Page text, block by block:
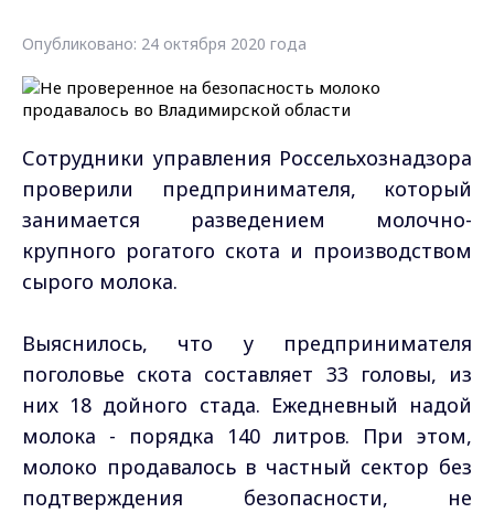
Опубликовано: 24 октября 2020 года
Сотрудники управления Россельхознадзора
проверили предпринимателя, который
занимается разведением молочно-
крупного рогатого скота и производством
сырого молока.
Выяснилось, что у предпринимателя
поголовье скота составляет 33 головы, из
них 18 дойного стада. Ежедневный надой
молока - порядка 140 литров. При этом,
молоко продавалось в частный сектор без
подтверждения безопасности, не